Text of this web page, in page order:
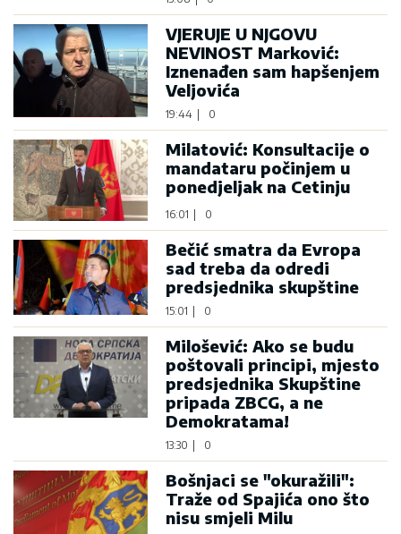
VJERUJE U NJGOVU
NEVINOST Marković:
Iznenađen sam hapšenjem
Veljovića
19:44 0
Milatović: Konsultacije o
mandataru počinjem u
ponedjeljak na Cetinju
16:01 0
Bečić smatra da Evropa
sad treba da odredi
predsjednika skupštine
15:01 0
Milošević: Ako se budu
poštovali principi, mjesto
predsjednika Skupštine
pripada ZBCG, a ne
Demokratama!
13:30 0
Bošnjaci se "okuražili":
Traže od Spajića ono što
nisu smjeli Milu